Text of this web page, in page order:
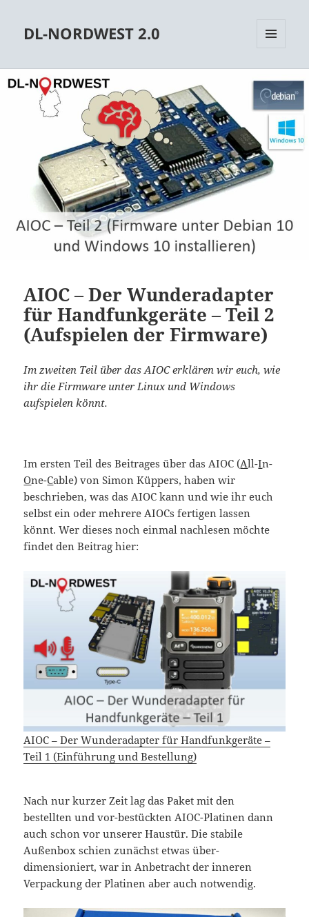
DL-NORDWEST 2.0
AIOC – Der Wunderadapter
für Handfunkgeräte – Teil 2
(Aufspielen der Firmware)
Im zweiten Teil über das AIOC erklären wir euch, wie
ihr die Firmware unter Linux und Windows
aufspielen könnt.
Im ersten Teil des Beitrages über das AIOC (All-In-
One-Cable) von Simon Küppers, haben wir
beschrieben, was das AIOC kann und wie ihr euch
selbst ein oder mehrere AIOCs fertigen lassen
könnt. Wer dieses noch einmal nachlesen möchte
findet den Beitrag hier:
AIOC – Der Wunderadapter für Handfunkgeräte –
Teil 1 (Einführung und Bestellung)
Nach nur kurzer Zeit lag das Paket mit den
bestellten und vor-bestückten AIOC-Platinen dann
auch schon vor unserer Haustür. Die stabile
Außenbox schien zunächst etwas über-
dimensioniert, war in Anbetracht der inneren
Verpackung der Platinen aber auch notwendig.